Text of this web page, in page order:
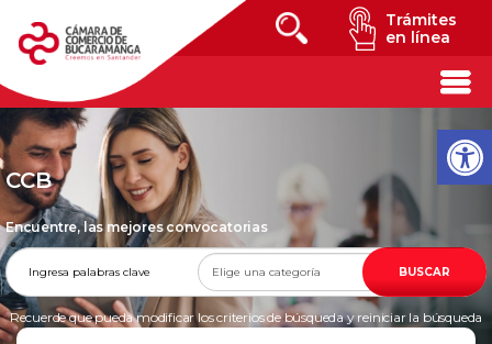
Trámites
en línea
CCB
Encuentre, las mejores convocatorias
BUSCAR
Recuerde que pueda modificar los criterios de búsqueda y reiniciar la búsqueda